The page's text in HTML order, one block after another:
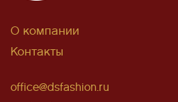
О компании
Контакты
office@dsfashion.ru